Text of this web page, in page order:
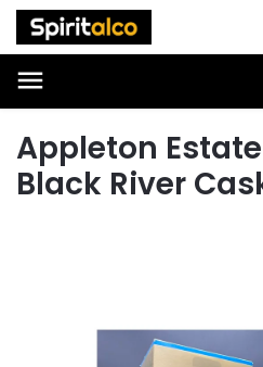
Appleton
Black River